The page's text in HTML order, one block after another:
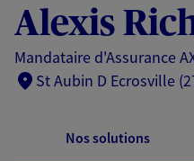
Alexis
Mandataire d'Assurance
St Aubin D Ecrosville
Nos solutions